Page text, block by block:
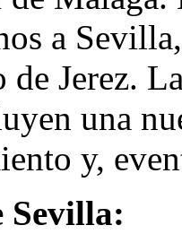
a
Jerez.
una
y,
Sevilla: